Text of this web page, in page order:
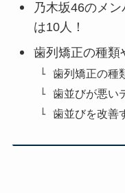
乃木坂46のメ
は10人！
歯列矯正の種類
歯列矯正の種
歯並びが悪い
歯並びを改善